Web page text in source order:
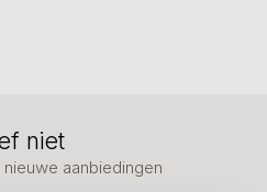
niet
aanbiedingen